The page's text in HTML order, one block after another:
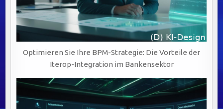
Optimieren Sie Ihre BPM-Strategie: Die Vorteile der
Iterop-Integration im Bankensektor